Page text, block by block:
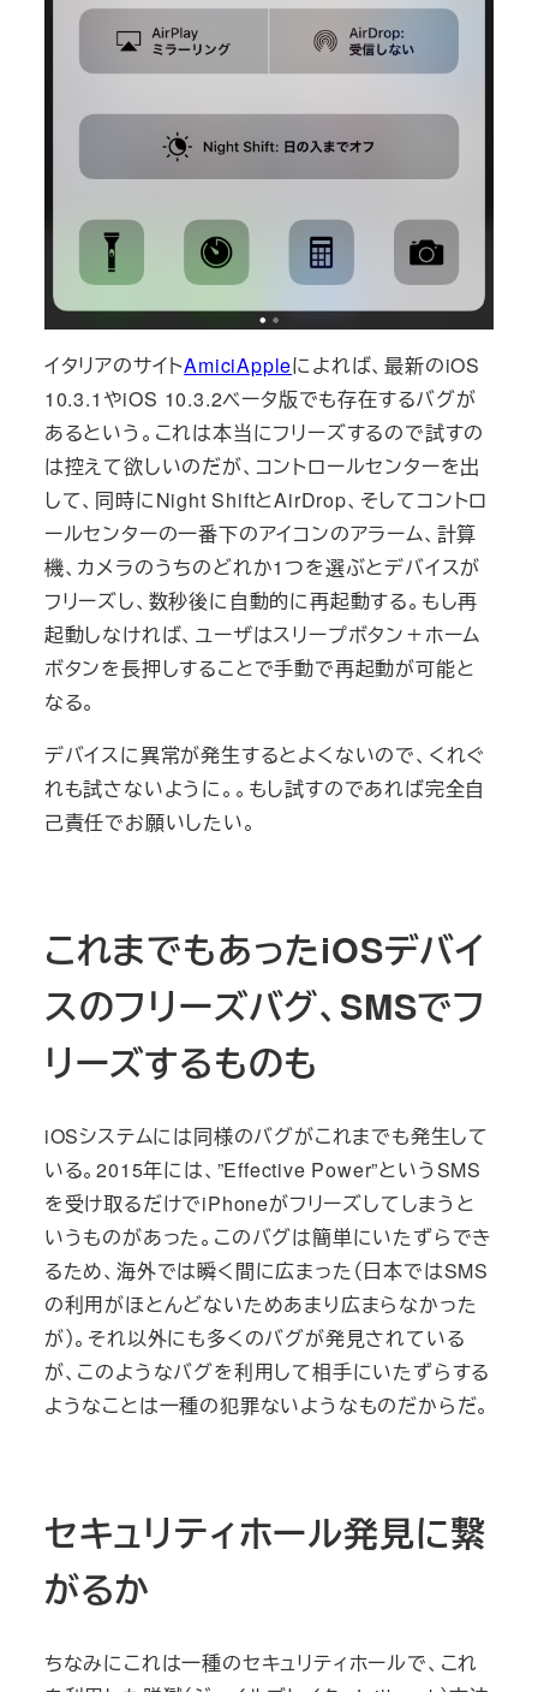
イタリアのサイトAmiciAppleによれば、最新のiOS
10.3.1やiOS 10.3.2ベータ版でも存在するバグが
あるという。これは本当にフリーズするので試すの
は控えて欲しいのだが、コントロールセンターを出
して、同時にNight ShiftとAirDrop、そしてコントロ
ールセンターの一番下のアイコンのアラーム、計算
機、カメラのうちのどれか1つを選ぶとデバイスが
フリーズし、数秒後に自動的に再起動する。もし再
起動しなければ、ユーザはスリープボタン＋ホーム
ボタンを長押しすることで手動で再起動が可能と
なる。
デバイスに異常が発生するとよくないので、くれぐ
れも試さないように。。もし試すのであれば完全自
己責任でお願いしたい。
これまでもあったiOSデバイ
スのフリーズバグ、SMSでフ
リーズするものも
iOSシステムには同様のバグがこれまでも発生して
いる。2015年には、”Effective Power”というSMS
を受け取るだけでiPhoneがフリーズしてしまうと
いうものがあった。このバグは簡単にいたずらでき
るため、海外では瞬く間に広まった（日本ではSMS
の利用がほとんどないためあまり広まらなかった
が）。それ以外にも多くのバグが発見されている
が、このようなバグを利用して相手にいたずらする
ようなことは一種の犯罪ないようなものだからだ。
セキュリティホール発見に繋
がるか
ちなみにこれは一種のセキュリティホールで、これ